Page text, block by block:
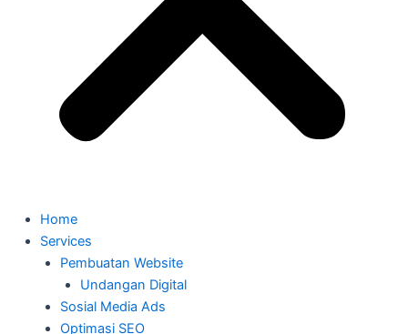
Home
Services
Pembuatan Website
Undangan Digital
Sosial Media Ads
Optimasi SEO